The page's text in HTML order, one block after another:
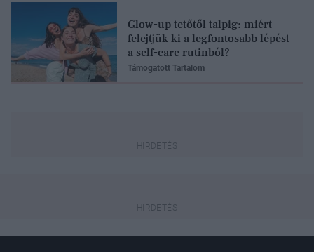
Glow-up tetőtől talpig: miért
felejtjük ki a legfontosabb lépést
a self-care rutinból?
Támogatott Tartalom